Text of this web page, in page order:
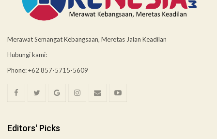
Merawat Semangat Kebangsaan, Meretas Jalan Keadilan
Hubungi kami:
Phone: +62 857-5715-5609
Editors' Picks